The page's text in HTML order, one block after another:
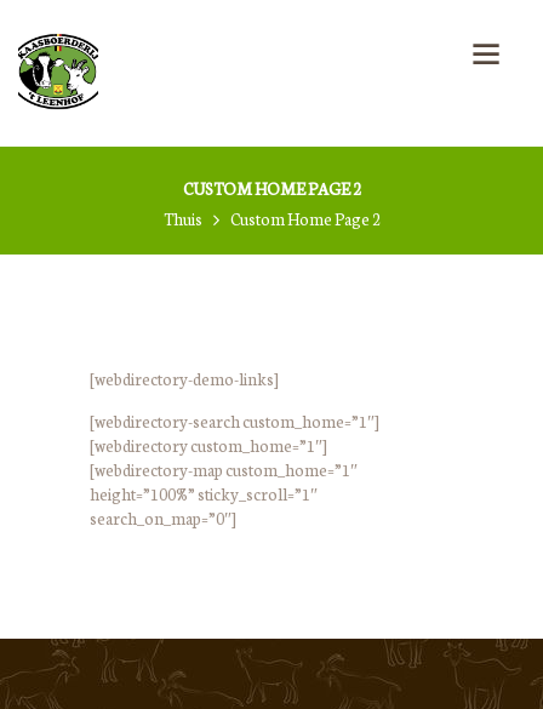
CUSTOM HOME PAGE 2
Thuis
Custom Home Page 2
[webdirectory-demo-links]
[webdirectory-search custom_home=”1″]
[webdirectory custom_home=”1″]
[webdirectory-map custom_home=”1″
height=”100%” sticky_scroll=”1″
search_on_map=”0″]